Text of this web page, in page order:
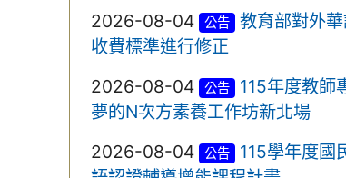
2026-08-04 公告
教育部對外
收費標準進行修正
2026-08-04 公告
115年度教師
夢的N次方素養工作坊新北場
2026-08-04 公告
115學年度國